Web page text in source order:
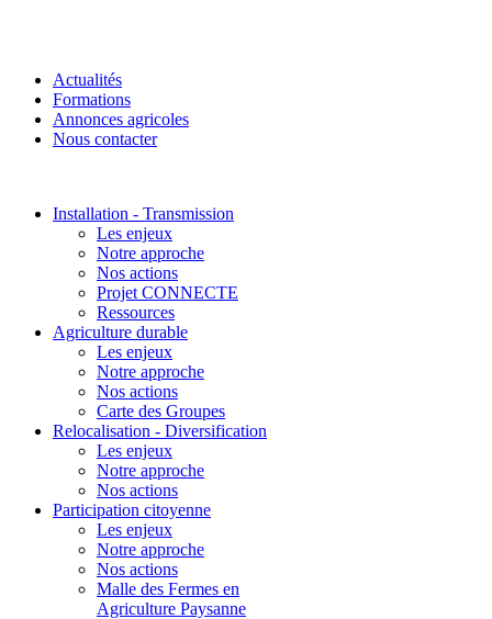
Actualités
Formations
Annonces agricoles
Nous contacter
Installation - Transmission
Les enjeux
Notre approche
Nos actions
Projet CONNECTE
Ressources
Agriculture durable
Les enjeux
Notre approche
Nos actions
Carte des Groupes
Relocalisation - Diversification
Les enjeux
Notre approche
Nos actions
Participation citoyenne
Les enjeux
Notre approche
Nos actions
Malle des Fermes en
Agriculture Paysanne